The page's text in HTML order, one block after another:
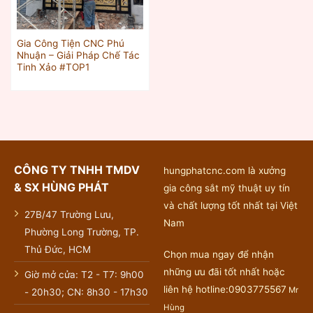
Gia Công Tiện CNC Phú
Nhuận – Giải Pháp Chế Tác
Tinh Xảo #TOP1
CÔNG TY TNHH TMDV
& SX HÙNG PHÁT
27B/47 Trường Lưu,
Phường Long Trường, TP.
Thủ Đức, HCM
Giờ mở cửa: T2 - T7: 9h00
- 20h30; CN: 8h30 - 17h30
hungphatcnc.com là xưởng
gia công sắt mỹ thuật uy tín
và chất lượng tốt nhất tại Việt
Nam
Chọn mua ngay để nhận
những ưu đãi tốt nhất hoặc
liên hệ hotline:0903775567 Mr
Hùng